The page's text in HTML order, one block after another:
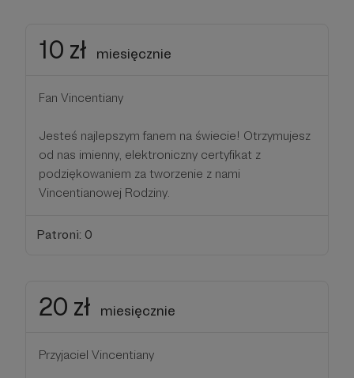
10 zł miesięcznie
Fan Vincentiany
Jesteś najlepszym fanem na świecie! Otrzymujesz
od nas imienny, elektroniczny certyfikat z
podziękowaniem za tworzenie z nami
Vincentianowej Rodziny.
Patroni: 0
20 zł miesięcznie
Przyjaciel Vincentiany